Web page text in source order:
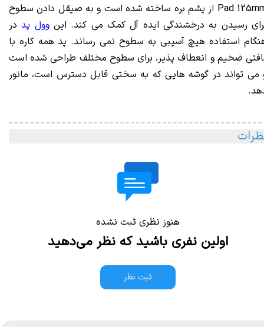
Pad 125mm از پشم بره ساخته شده است و به صیقل دادن سطوح
رسیدن به درخشندگی ایده آل کمک می کند. اینوول پددر
استفاده هیچ آسیبی به سطوح نمی رساند. پد همه کاره با
ضخیم و انعطاف پذیر، برای سطوح مختلف طراحی شده است
می تواند در گوشه هایی که به سختی قابل دسترس است، مانور
هنوز نظری ثبت نشده
اولین نفری باشید که نظر می‌دهید
ثبت نظر